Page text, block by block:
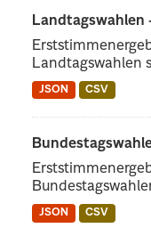
Landtagswahlen
JSON CSV
JSON CSV